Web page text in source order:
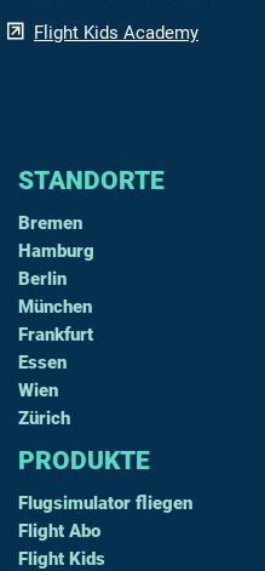
Flight Kids Academy
STANDORTE
Bremen
Hamburg
Berlin
München
Frankfurt
Essen
Wien
Zürich
PRODUKTE
Flugsimulator fliegen
Flight Abo
Flight Kids